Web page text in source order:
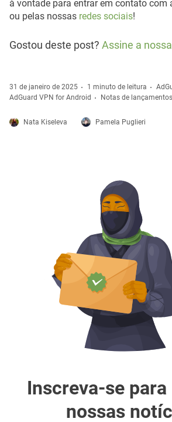
à vontade para entrar em contato com
ou pelas nossas redes sociais!
Gostou deste post? Assine a
31 de janeiro de 2025 1 minuto de leitura
AdGuard VPN for Android
Notas de lançamentos
Nata Kiseleva Pamela Puglieri
Inscreva-se
nossas